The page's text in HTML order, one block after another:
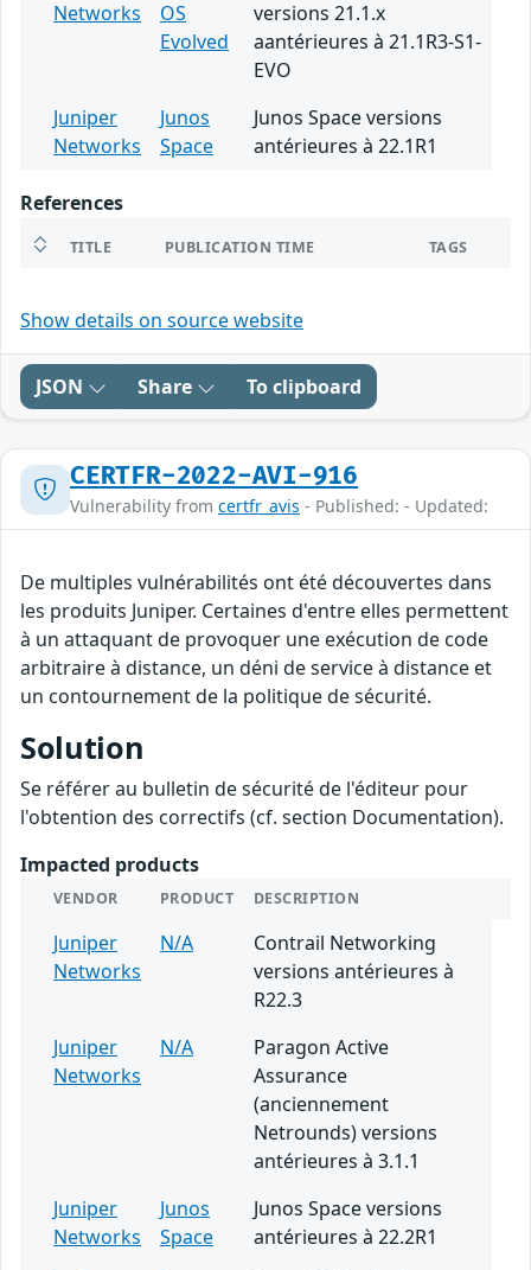
Networks
OS
Evolved
versions 21.1.x
aantérieures à 21.1R3-S1-
EVO
Juniper
Networks
Junos
Space
Junos Space versions
antérieures à 22.1R1
References
TITLE PUBLICATION TIME TAGS
Show details on source website
JSON Share To clipboard
CERTFR-2022-AVI-916
Vulnerability from certfr_avis - Published: - Updated:
De multiples vulnérabilités ont été découvertes dans
les produits Juniper. Certaines d'entre elles permettent
à un attaquant de provoquer une exécution de code
arbitraire à distance, un déni de service à distance et
un contournement de la politique de sécurité.
Solution
Se référer au bulletin de sécurité de l'éditeur pour
l'obtention des correctifs (cf. section Documentation).
Impacted products
VENDOR PRODUCT DESCRIPTION
Juniper
Networks
N/A
Contrail Networking
versions antérieures à
R22.3
Juniper
Networks
N/A
Paragon Active
Assurance
(anciennement
Netrounds) versions
antérieures à 3.1.1
Juniper
Networks
Junos
Space
Junos Space versions
antérieures à 22.2R1